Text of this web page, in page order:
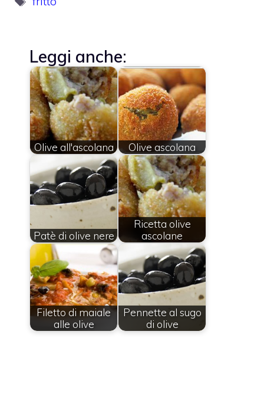
Leggi anche:
Olive all'ascolana Olive ascolana
Patè di olive nere
Ricetta olive
ascolane
Filetto di maiale
alle olive
Pennette al sugo
di olive